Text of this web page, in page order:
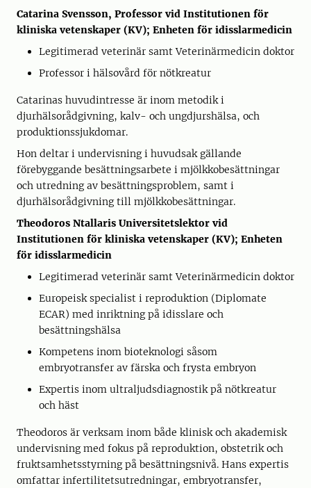
Catarina Svensson, Professor vid Institutionen för
kliniska vetenskaper (KV); Enheten för idisslarmedicin
Legitimerad veterinär samt Veterinärmedicin doktor
Professor i hälsovård för nötkreatur
Catarinas huvudintresse är inom metodik i
djurhälsorådgivning, kalv- och ungdjurshälsa, och
produktionssjukdomar.
Hon deltar i undervisning i huvudsak gällande
förebyggande besättningsarbete i mjölkkobesättningar
och utredning av besättningsproblem, samt i
djurhälsorådgivning till mjölkkobesättningar.
Theodoros Ntallaris Universitetslektor vid
Institutionen för kliniska vetenskaper (KV); Enheten
för idisslarmedicin
Legitimerad veterinär samt Veterinärmedicin doktor
Europeisk specialist i reproduktion (Diplomate
ECAR) med inriktning på idisslare och
besättningshälsa
Kompetens inom bioteknologi såsom
embryotransfer av färska och frysta embryon
Expertis inom ultraljudsdiagnostik på nötkreatur
och häst
Theodoros är verksam inom både klinisk och akademisk
undervisning med fokus på reproduktion, obstetrik och
fruktsamhetsstyrning på besättningsnivå. Hans expertis
omfattar infertilitetsutredningar, embryotransfer,